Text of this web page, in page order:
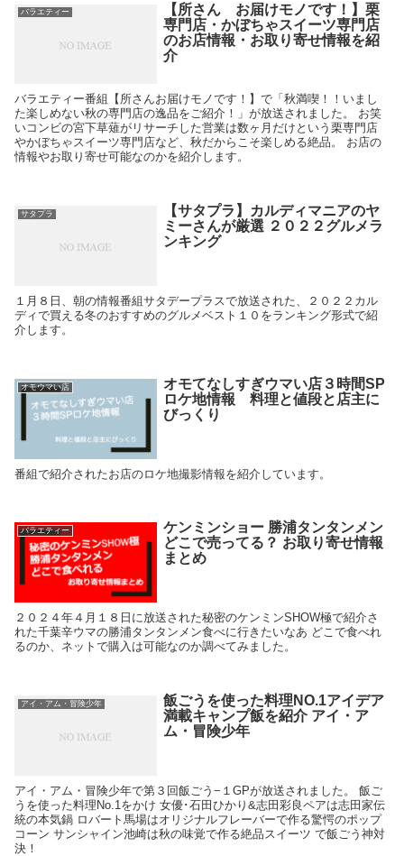
バラエティー
【所さん お届けモノです！】栗
専門店・かぼちゃスイーツ専門店
のお店情報・お取り寄せ情報を紹
介
バラエティー番組【所さんお届けモノです！】で「秋満喫！！いまし
た楽しめない秋の専門店の逸品をご紹介！」が放送されました。 お笑
いコンビの宮下草薙がリサーチした営業は数ヶ月だけという栗専門店
やかぼちゃスイーツ専門店など、秋だからこそ楽しめる絶品。 お店の
情報やお取り寄せ可能なのかを紹介します。
サタプラ
【サタプラ】カルディマニアのヤ
ミーさんが厳選 ２０２２グルメラ
ンキング
１月８日、朝の情報番組サタデープラスで放送された、２０２２カル
ディで買える冬のおすすめのグルメベスト１０をランキング形式で紹
介します。
オモウマい店
オモてなしすぎウマい店３時間SP
ロケ地情報 料理と値段と店主に
びっくり
番組で紹介されたお店のロケ地撮影情報を紹介しています。
バラエティー
ケンミンショー 勝浦タンタンメン
どこで売ってる？ お取り寄せ情報
まとめ
２０２４年４月１８日に放送された秘密のケンミンSHOW極で紹介さ
れた千葉辛ウマの勝浦タンタンメン食べに行きたいなあ どこで食べれ
るのか、ネットで購入は可能なのか調べてみました。
アイ・アム・冒険少年
飯ごうを使った料理NO.1アイデア
満載キャンプ飯を紹介 アイ・ア
ム・冒険少年
アイ・アム・冒険少年で第３回飯ごう−１GPが放送されました。 飯ご
うを使った料理No.1をかけ 女優･石田ひかり&志田彩良ペアは志田家伝
統の本気鍋 ロバート馬場はオリジナルフレーバーで作る驚愕のポップ
コーン サンシャイン池崎は秋の味覚で作る絶品スイーツ で飯ごう神対
決！